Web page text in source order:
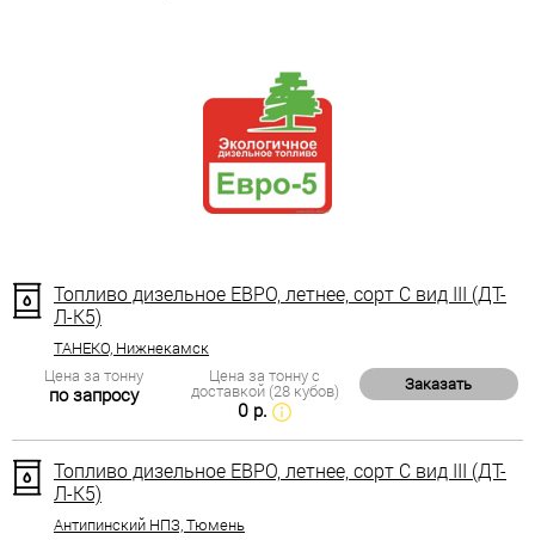
Топливо дизельное ЕВРО, летнее, сорт С вид III (ДТ-
Л-К5)
ТАНЕКО, Нижнекамск
Цена за тонну
по запросу
Цена за тонну с
доставкой (28 кубов)
0 р.
Заказать
Топливо дизельное ЕВРО, летнее, сорт С вид III (ДТ-
Л-К5)
Антипинский НПЗ, Тюмень